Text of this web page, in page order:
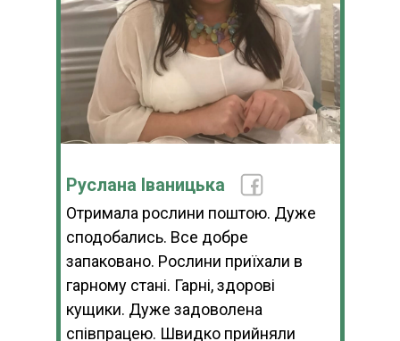
Руслана Іваницька
Отримала рослини поштою. Дуже
сподобались. Все добре
запаковано. Рослини приїхали в
гарному стані. Гарні, здорові
кущики. Дуже задоволена
співпрацею. Швидко прийняли